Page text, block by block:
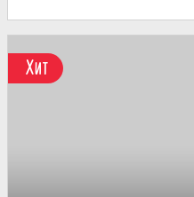
Хит